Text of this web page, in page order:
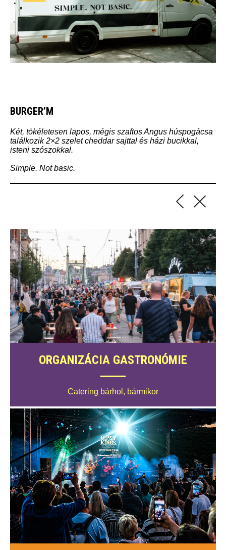
BURGER’M
Két, tökéletesen lapos, mégis szaftos Angus húspogácsa
találkozik 2×2 szelet cheddar sajttal és házi bucikkal,
isteni szószokkal.
Simple. Not basic.
ORGANIZÁCIA GASTRONÓMIE
Catering bárhol, bármikor